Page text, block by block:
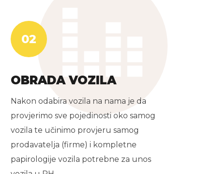
02
OBRADA VOZILA
Nakon odabira vozila na nama je da
provjerimo sve pojedinosti oko samog
vozila te učinimo provjeru samog
prodavatelja (firme) i kompletne
papirologije vozila potrebne za unos